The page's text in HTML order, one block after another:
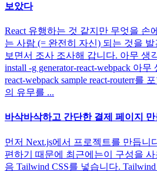
보았다
React 유행하는 것 같지만 무엇을 손
는 사람 (= 완전히 자신) 되는 것을 발
보면서 조사 조사해 갑니다. 아무 생
install -g generator-react-webpack 아
react-webpack sample react-routerr를
의 유무를 ...
바삭바삭하고 간단한 결제 페이지 만
먼저 Next.js에서 프로젝트를 만듭니
편하기 때문에 최근에는이 구성을
음 Tailwind CSS를 넣습니다.